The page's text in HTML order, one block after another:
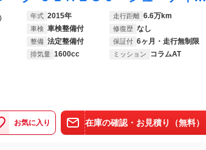
年式 2015年 走行距離 6.6万km
車検 車検整備付 修復歴 なし
整備 法定整備付 保証付 6ヶ月・走行無制限
排気量 1600cc ミッション コラムAT
お気に入り 在庫の確認・お見積り（無料）